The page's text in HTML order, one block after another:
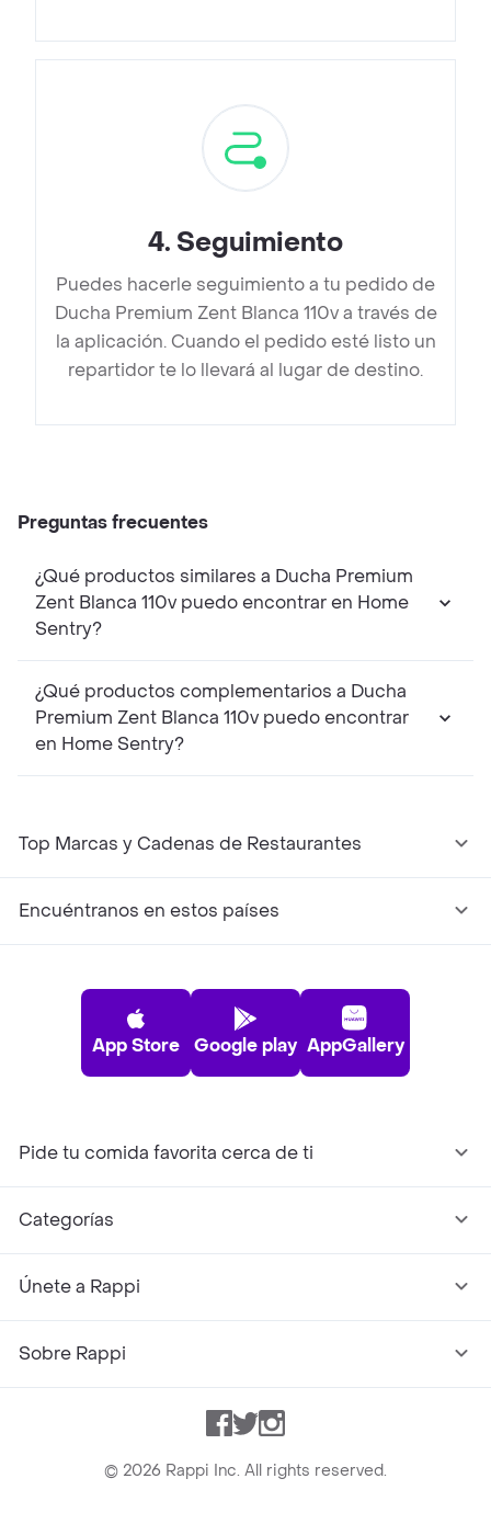
4. Seguimiento
Puedes hacerle seguimiento a tu pedido de
Ducha Premium Zent Blanca 110v a través de
la aplicación. Cuando el pedido esté listo un
repartidor te lo llevará al lugar de destino.
Preguntas frecuentes
¿Qué productos similares a Ducha Premium
Zent Blanca 110v puedo encontrar en Home
Sentry?
¿Qué productos complementarios a Ducha
Premium Zent Blanca 110v puedo encontrar
en Home Sentry?
Top Marcas y Cadenas de Restaurantes
Encuéntranos en estos países
App Store Google play AppGallery
Pide tu comida favorita cerca de ti
Categorías
Únete a Rappi
Sobre Rappi
Facebook
TwitterInstagram
© 2026 Rappi Inc. All rights reserved.